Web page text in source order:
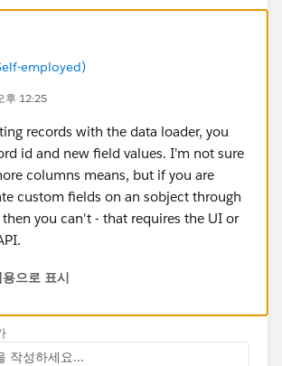
employed)
후 12:25
records with the data loader, you
id and new field values. I'm not sure
columns means, but if you are
custom fields on an sobject through
you can't - that requires the UI or
으로 표시
작성하세요...